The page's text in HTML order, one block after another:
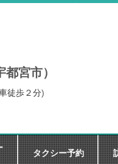
都宮市）
徒歩２分)
タクシー予約